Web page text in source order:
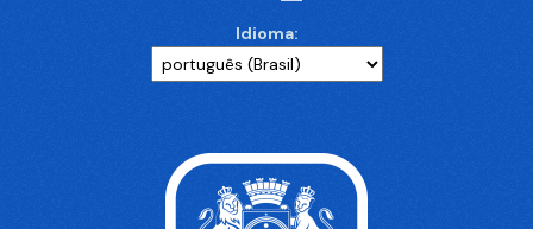
Idioma